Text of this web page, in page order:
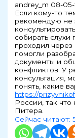
andrey_m 08-05-
Если кому-то
рекомендую не
собирать
проходил
помогли
документы и
конфликтов. У
консультация,
понять, какие
https://
России, так
Питера.
Сейчас читают: